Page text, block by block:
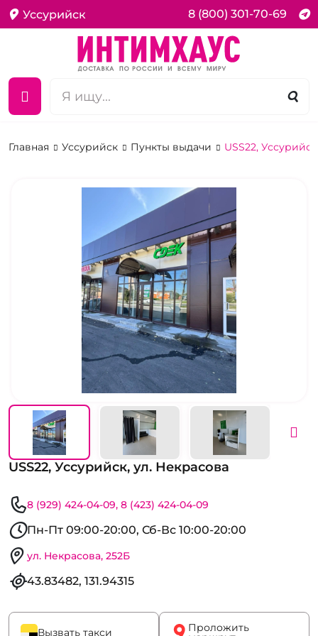
Уссурийск 8 (800) 301-70-69
Главная Уссурийск Пункты выдачи USS22,
USS22, Уссурийск, ул. Некрасова
8 (929) 424-04-09 8 (423) 424-04-09
Пн-Пт 09:00-20:00, Сб-Вс 10:00-20:00
ул. Некрасова, 252Б
43.83482, 131.94315
Вызвать такси Проложить